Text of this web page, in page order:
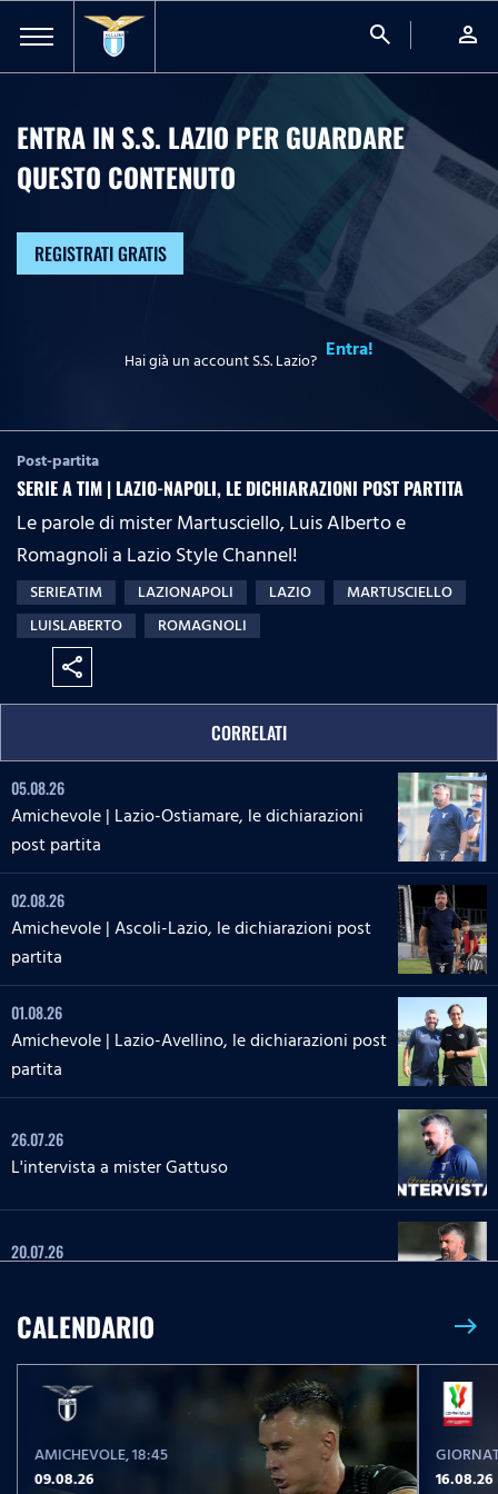
search person
ENTRA IN S.S. LAZIO PER GUARDARE
QUESTO CONTENUTO
REGISTRATI GRATIS
Hai già un account S.S. Lazio? Entra!
Post-partita
SERIE A TIM | LAZIO-NAPOLI, LE DICHIARAZIONI POST PARTITA
Le parole di mister Martusciello, Luis Alberto e
Romagnoli a Lazio Style Channel!
SERIEATIM LAZIONAPOLI LAZIO
MARTUSCIELLO
LUISLABERTO
ROMAGNOLI
share
CORRELATI
05.08.26
Amichevole | Lazio-Ostiamare, le dichiarazioni
post partita
02.08.26
Amichevole | Ascoli-Lazio, le dichiarazioni post
partita
01.08.26
Amichevole | Lazio-Avellino, le dichiarazioni post
partita
26.07.26
L'intervista a mister Gattuso
20.07.26
23.05.26
Serie A Enilive | Lazio-Pisa, le parole post partita
23.05.26
CALENDARIO east
AMICHEVOLE, 18:45
09.08.26
16.08.26